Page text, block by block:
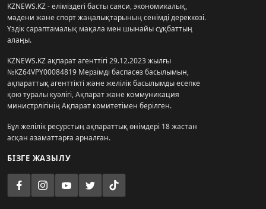
KZNEWS.KZ - еліміздегі басты саяси, экономикалық,
мәдени және спорт жаңалықтарының сенімді дереккөзі.
Үздік сараптамалық мақала мен шынайы сұқбаттың
алаңы.
KZNEWS.KZ ақпарат агенттігі 29.12.2023 жылғы
№KZ64VPY00084819 Мерзімді баспасөз басылымын,
ақпараттық агенттікті және желілік басылымды есепке
қою туралы куәлігі, Ақпарат және коммуникация
министрлігінің Ақпарат комитетімен берілген.
Бұл желілік ресурстың ақпараттық өнімдері 18 жастан
асқан азаматтарға арналған.
БІЗГЕ ЖАЗЫЛУ